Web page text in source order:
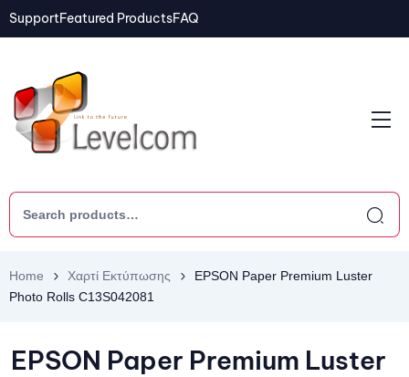
SupportFeatured ProductsFAQ
Home Χαρτί Εκτύπωσης
EPSON Paper Premium Luster
Photo Rolls C13S042081
EPSON Paper Premium Luster